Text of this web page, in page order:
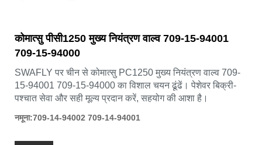
कोमात्सु पीसी1250 मुख्य नियंत्रण वाल्व 709-15-94001
709-15-94000
SWAFLY पर चीन से कोमात्सु PC1250 मुख्य नियंत्रण वाल्व 709-
15-94001 709-15-94000 का विशाल चयन ढूंढें। पेशेवर बिक्री-
पश्चात सेवा और सही मूल्य प्रदान करें, सहयोग की आशा है।
नमूना:709-14-94002 709-14-94001